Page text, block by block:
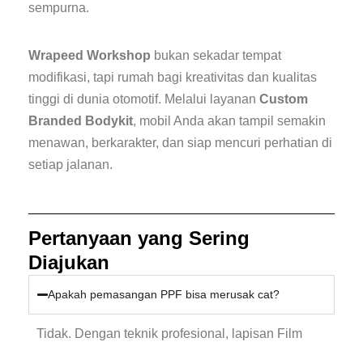
sempurna.
Wrapeed Workshop bukan sekadar tempat
modifikasi, tapi rumah bagi kreativitas dan kualitas
tinggi di dunia otomotif. Melalui layanan Custom
Branded Bodykit, mobil Anda akan tampil semakin
menawan, berkarakter, dan siap mencuri perhatian di
setiap jalanan.
Pertanyaan yang Sering
Diajukan
Apakah pemasangan PPF bisa merusak cat?
Tidak. Dengan teknik profesional, lapisan Film